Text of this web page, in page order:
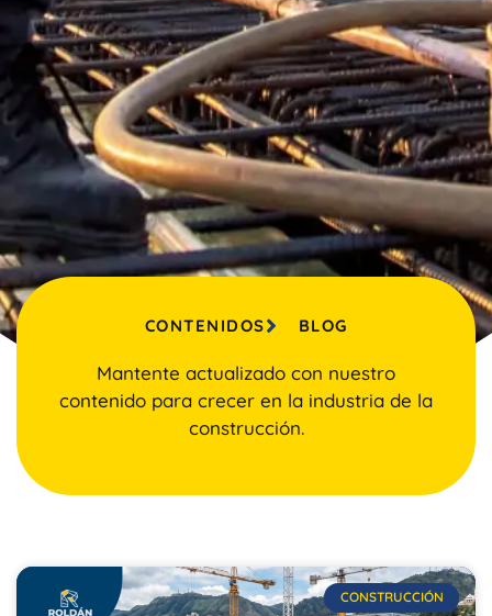
CONTENIDOS BLOG
Mantente actualizado con nuestro
contenido para crecer en la industria de la
construcción.
CONSTRUCCIÓN